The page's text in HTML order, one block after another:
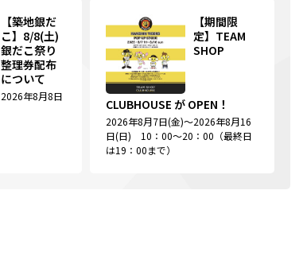
【築地銀だ
こ】8/8(土)
銀だこ祭り
整理券配布
について
2026年8月8日
【期間限
定】TEAM
SHOP
CLUBHOUSE が OPEN！
2026年8月7日(金)～2026年8月16
日(日) 10：00～20：00（最終日
は19：00まで）